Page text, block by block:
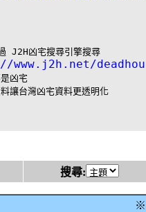
J2H凶宅搜尋引擎搜尋
www.j2h.net/
凶宅
也可以讓網友自行加入凶宅資料讓台灣凶宅資料更透明化
搜尋:
※